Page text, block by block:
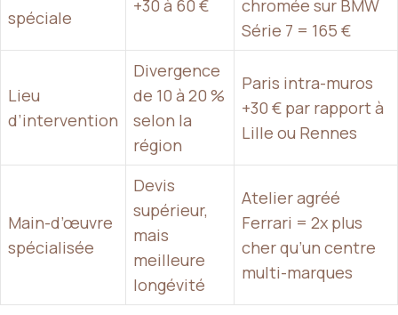
spéciale
+30 à 60 €
chromée sur BMW
Série 7 = 165 €
Lieu
d’intervention
Divergence
de 10 à 20 %
selon la
région
Paris intra-muros
+30 € par rapport à
Lille ou Rennes
Main-d’œuvre
spécialisée
Devis
supérieur,
mais
meilleure
longévité
Atelier agréé
Ferrari = 2x plus
cher qu’un centre
multi-marques